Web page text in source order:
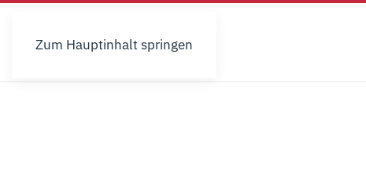
Zum Hauptinhalt springen